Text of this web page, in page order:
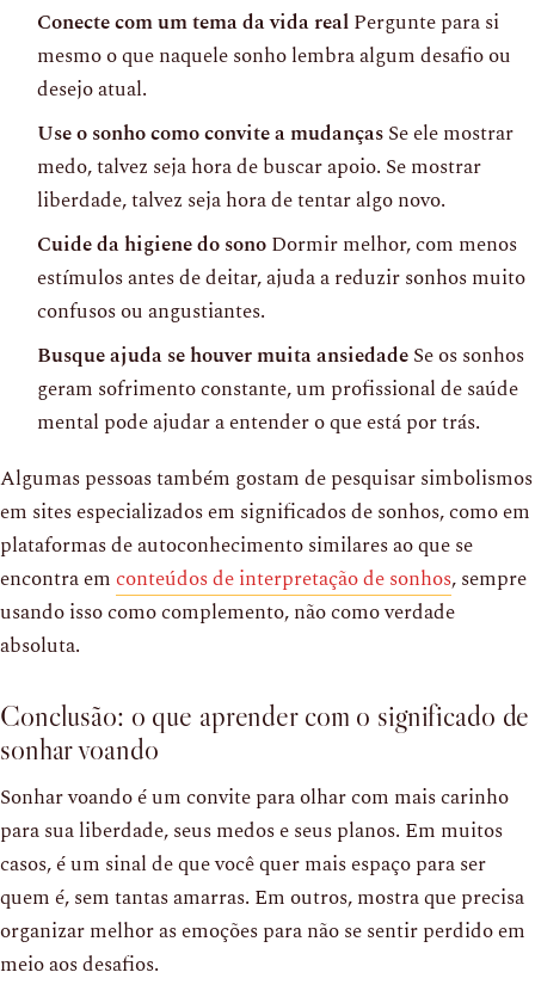
Conecte com um tema da vida realPergunte para si
mesmo o que naquele sonho lembra algum desafio ou
desejo atual.
Use o sonho como convite a mudançasSe ele mostrar
medo, talvez seja hora de buscar apoio. Se mostrar
liberdade, talvez seja hora de tentar algo novo.
Cuide da higiene do sonoDormir melhor, com menos
estímulos antes de deitar, ajuda a reduzir sonhos muito
confusos ou angustiantes.
Busque ajuda se houver muita ansiedadeSe os sonhos
geram sofrimento constante, um profissional de saúde
mental pode ajudar a entender o que está por trás.
Algumas pessoas também gostam de pesquisar simbolismos
em sites especializados em significados de sonhos, como em
plataformas de autoconhecimento similares ao que se
encontra emconteúdos de interpretação de sonhos, sempre
usando isso como complemento, não como verdade
absoluta.
Conclusão: o que aprender com o significado de
sonhar voando
Sonhar voando é um convite para olhar com mais carinho
para sua liberdade, seus medos e seus planos. Em muitos
casos, é um sinal de que você quer mais espaço para ser
quem é, sem tantas amarras. Em outros, mostra que precisa
organizar melhor as emoções para não se sentir perdido em
meio aos desafios.